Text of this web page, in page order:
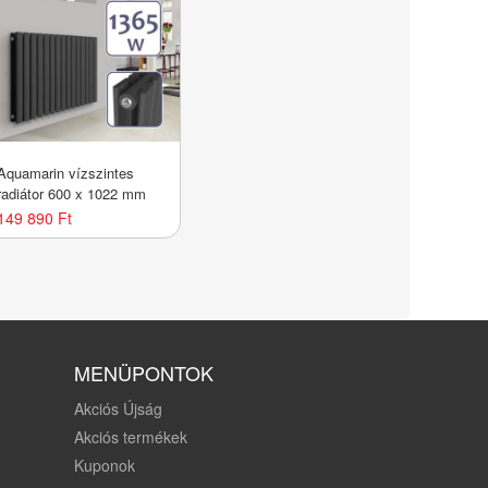
vízszintes
600 x 1022 mm
890 Ft
MENÜPONTOK
Akciós Újság
Akciós termékek
Kuponok